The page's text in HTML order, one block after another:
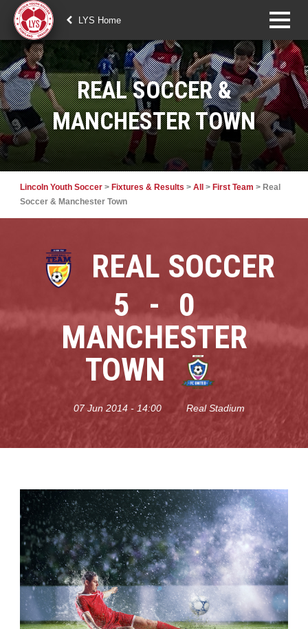
LYS Home
REAL SOCCER &
MANCHESTER TOWN
Lincoln Youth Soccer > Fixtures & Results > All > First Team > Real
Soccer & Manchester Town
REAL SOCCER
5 - 0
MANCHESTER
TOWN
07 Jun 2014 - 14:00 Real Stadium